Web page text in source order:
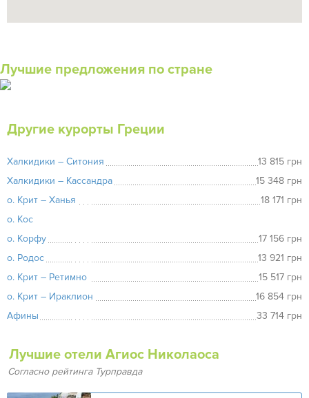
Лучшие предложения по стране
Другие курорты Греции
Халкидики – Ситония
13 815 грн
Халкидики – Кассандра
15 348 грн
о. Крит – Ханья
18 171 грн
о. Кос
о. Корфу
17 156 грн
о. Родос
13 921 грн
о. Крит – Ретимно
15 517 грн
о. Крит – Ираклион
16 854 грн
Афины
33 714 грн
Лучшие отели Агиос Николаоса
Согласно рейтинга Турправда